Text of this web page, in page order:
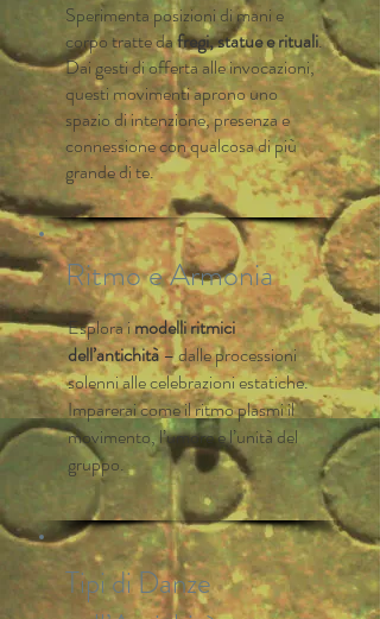
Sperimenta posizioni di mani e
corpo tratte dafregi, statue e rituali.
Dai gesti di offerta alle invocazioni,
questi movimenti aprono uno
spazio di intenzione, presenza e
connessione con qualcosa di più
grande di te.
Ritmo e Armonia
Esplora imodelli ritmici
dell’antichità– dalle processioni
solenni alle celebrazioni estatiche.
Imparerai come il ritmo plasmi il
movimento, l’umore e l’unità del
gruppo.
Tipi di Danze